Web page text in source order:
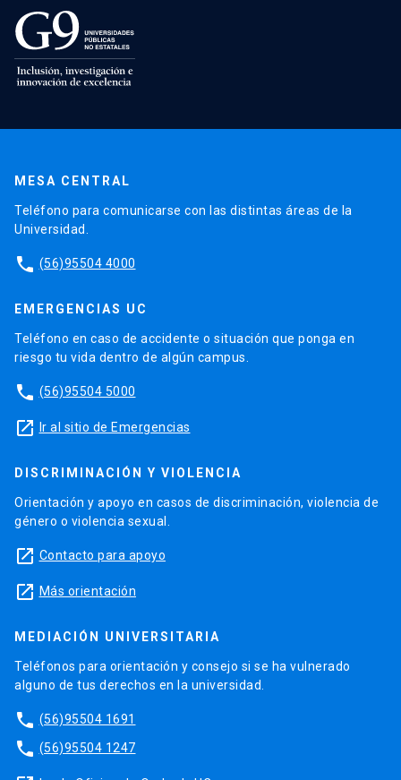
MESA CENTRAL
Teléfono para comunicarse con las distintas áreas de la
Universidad.
phone (56)95504 4000
EMERGENCIAS UC
Teléfono en caso de accidente o situación que ponga en
riesgo tu vida dentro de algún campus.
phone (56)95504 5000
launch Ir al sitio de Emergencias
DISCRIMINACIÓN Y VIOLENCIA
Orientación y apoyo en casos de discriminación, violencia de
género o violencia sexual.
launch Contacto para apoyo
launch Más orientación
MEDIACIÓN UNIVERSITARIA
Teléfonos para orientación y consejo si se ha vulnerado
alguno de tus derechos en la universidad.
phone (56)95504 1691
phone (56)95504 1247